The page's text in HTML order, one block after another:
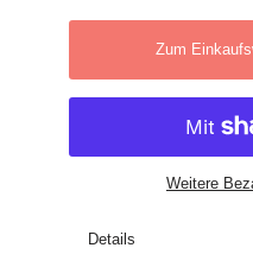
Zum
Weitere
Details